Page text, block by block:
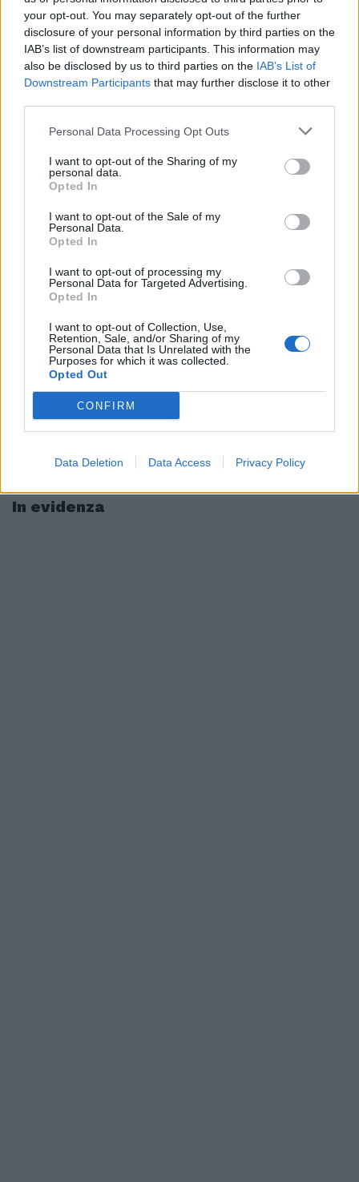
your opt-out. You may separately opt-out of the further
disclosure of your personal information by third parties on the
IAB’s list of downstream participants. This information may
also be disclosed by us to third parties on the IAB’s List of
Downstream Participants that may further disclose it to other
Personal Data Processing Opt Outs
I want to opt-out of the Sharing of my
personal data.
Opted In
I want to opt-out of the Sale of my
Personal Data.
Opted In
I want to opt-out of processing my
Personal Data for Targeted Advertising.
Opted In
I want to opt-out of Collection, Use,
Retention, Sale, and/or Sharing of my
Personal Data that Is Unrelated with the
Purposes for which it was collected.
Opted Out
CONFIRM
Data Deletion Data Access Privacy Policy
In evidenza